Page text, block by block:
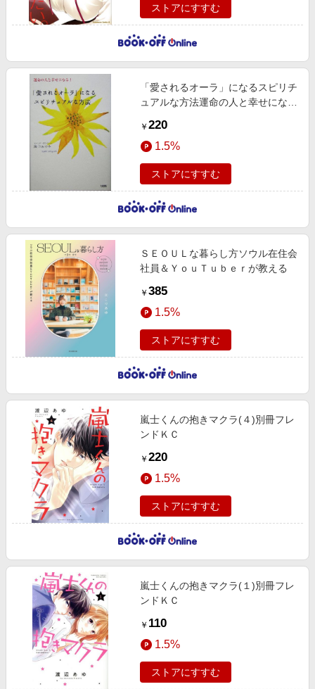
ストアにすすむ
「愛されるオーラ」になるスピリチ
ュアルな方法運命の人と幸せにな
￥ 220
1.5%
ストアにすすむ
ＳＥＯＵＬな暮らし方ソウル在住会
社員＆ＹｏｕＴｕｂｅｒが教える
￥ 385
1.5%
ストアにすすむ
嵐士くんの抱きマクラ(４)別冊フレ
ンドＫＣ
￥ 220
1.5%
ストアにすすむ
嵐士くんの抱きマクラ(１)別冊フレ
ンドＫＣ
￥ 110
1.5%
ストアにすすむ